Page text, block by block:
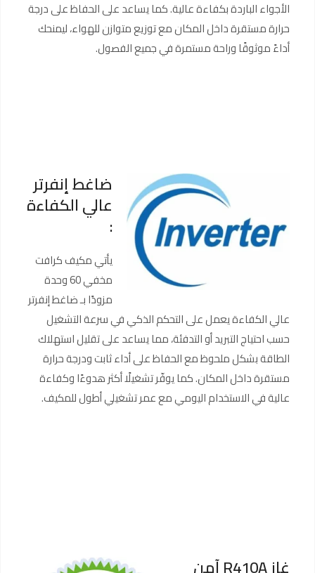
الأجواء الباردة بكفاءة عالية. كما يساعد على الحفاظ على درجة
حرارة مستقرة داخل المكان مع توزيع متوازن للهواء، ليمنحك
أداءً موثوقًا وراحة مستمرة في جميع الفصول.
ضاغط إنفرتر
عالي الكفاءة
:
يأتي مكيف كرافت
مخفي 60 وحدة
مزودًا بـ ضاغط إنفرتر
عالي الكفاءة يعمل على التحكم الذكي في سرعة التشغيل
حسب احتياج التبريد أو التدفئة، مما يساعد على تقليل استهلاك
الطاقة بشكل ملحوظ مع الحفاظ على أداء ثابت ودرجة حرارة
مستقرة داخل المكان. كما يوفّر تشغيلًا أكثر هدوءًا وكفاءة
عالية في الاستخدام اليومي مع عمر تشغيلي أطول للمكيف.